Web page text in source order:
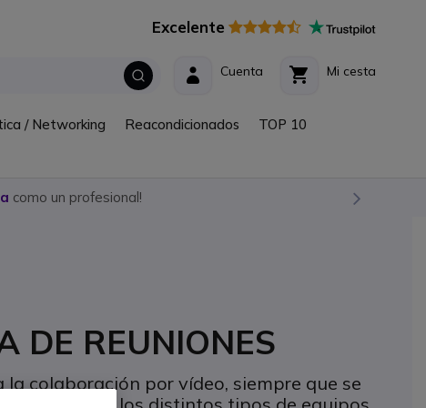
Excelente
Mi cesta
Cuenta
/ Networking Reacondicionados TOP 10
como un profesional!
DE REUNIONES
colaboración por vídeo, siempre que se